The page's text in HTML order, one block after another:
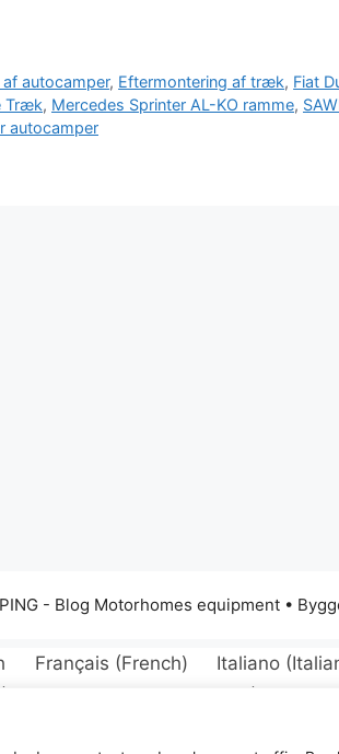
autocamper, Eftermontering af træk, Fiat
Træk, Mercedes Sprinter AL-KO ramme,
autocamper
- Blog Motorhomes equipment•
Français (French) Italiano (
( (Estonian